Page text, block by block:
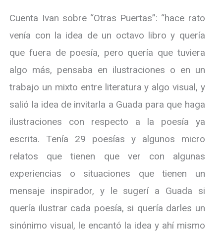
Cuenta Ivan sobre “Otras Puertas”: “hace rato
venía con la idea de un octavo libro y quería
que fuera de poesía, pero quería que tuviera
algo más, pensaba en ilustraciones o en un
trabajo un mixto entre literatura y algo visual, y
salió la idea de invitarla a Guada para que haga
ilustraciones con respecto a la poesía ya
escrita. Tenía 29 poesías y algunos micro
relatos que tienen que ver con algunas
experiencias o situaciones que tienen un
mensaje inspirador, y le sugerí a Guada si
quería ilustrar cada poesía, si quería darles un
sinónimo visual, le encantó la idea y ahí mismo